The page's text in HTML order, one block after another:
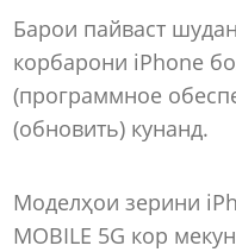
Барои пайваст
корбарони iPhone
(программное
(обновить) кунанд.
Моделҳои зерини
MOBILE 5G кор